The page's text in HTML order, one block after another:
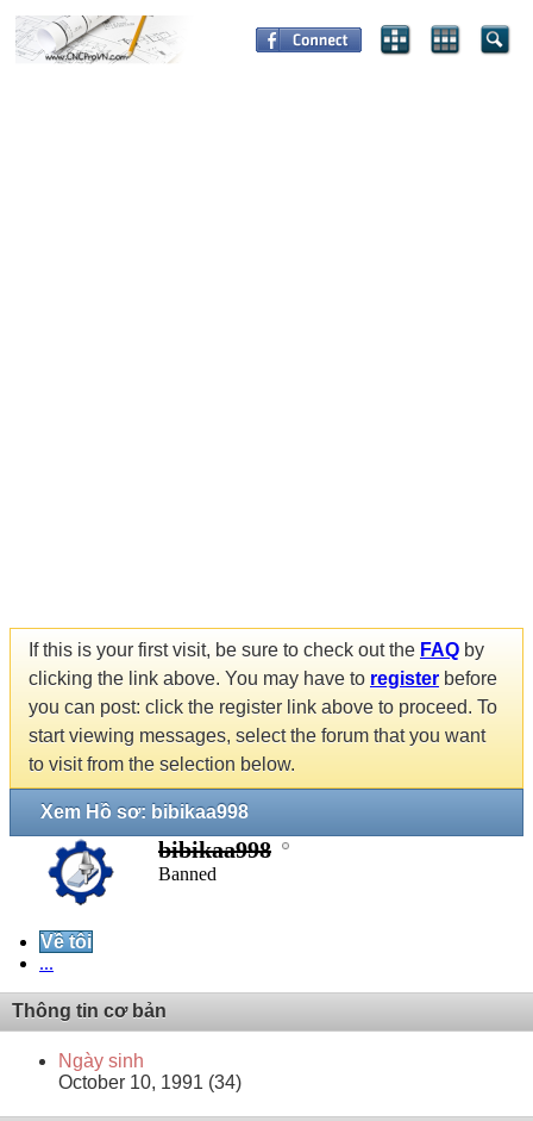
If this is your first visit, be sure to check out the FAQ by
clicking the link above. You may have to register before
you can post: click the register link above to proceed. To
start viewing messages, select the forum that you want
to visit from the selection below.
Xem Hồ sơ: bibikaa998
bibikaa998
Banned
Về tôi
...
Thông tin cơ bản
Ngày sinh
October 10, 1991 (34)